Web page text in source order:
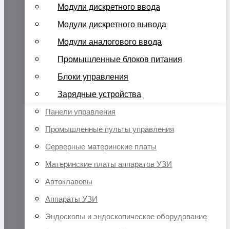
Модули дискретного ввода
Модули дискретного вывода
Модули аналогового ввода
Промышленные блоков питания
Блоки управления
Зарядные устройства
Панели управления
Промышленные пульты управления
Серверные материнские платы
Материнские платы аппаратов УЗИ
Автоклавовы
Аппараты УЗИ
Эндоскопы и эндоскопическое оборудование